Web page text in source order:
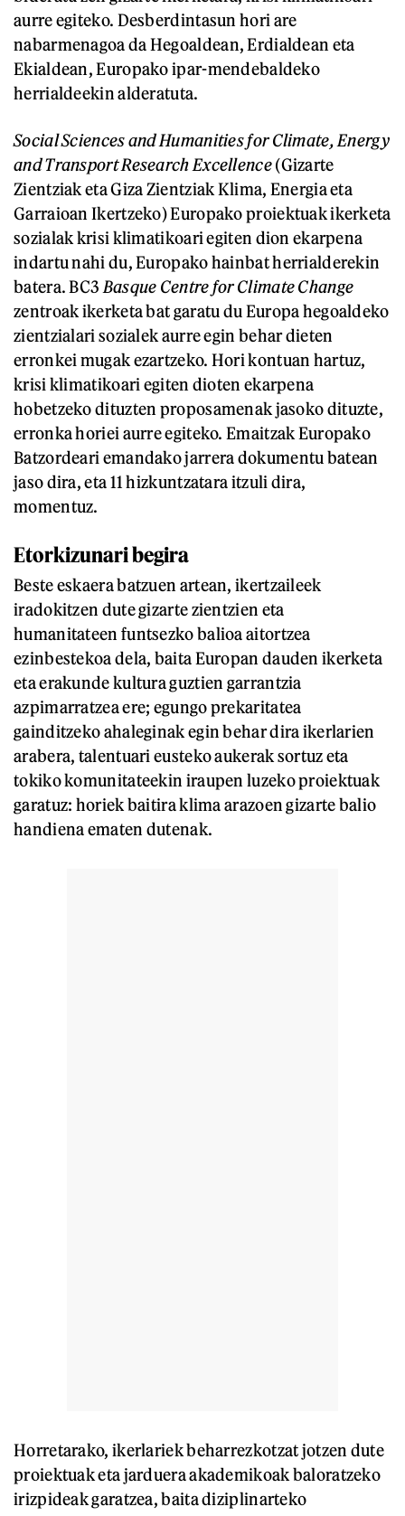
aurre egiteko. Desberdintasun hori are
nabarmenagoa da Hegoaldean, Erdialdean eta
Ekialdean, Europako ipar-mendebaldeko
herrialdeekin alderatuta.
Social Sciences and Humanities for Climate, Energy
and Transport Research Excellence(Gizarte
Zientziak eta Giza Zientziak Klima, Energia eta
Garraioan Ikertzeko) Europako proiektuak ikerketa
sozialak krisi klimatikoari egiten dion ekarpena
indartu nahi du, Europako hainbat herrialderekin
batera. BC3 Basque Centre for Climate Change
zentroak ikerketa bat garatu du Europa hegoaldeko
zientzialari sozialek aurre egin behar dieten
erronkei mugak ezartzeko. Hori kontuan hartuz,
krisi klimatikoari egiten dioten ekarpena
hobetzeko dituzten proposamenak jasoko dituzte,
erronka horiei aurre egiteko. Emaitzak Europako
Batzordeari emandako jarrera dokumentu batean
jaso dira, eta 11 hizkuntzatara itzuli dira,
momentuz.
Etorkizunari begira
Beste eskaera batzuen artean, ikertzaileek
iradokitzen dute gizarte zientzien eta
humanitateen funtsezko balioa aitortzea
ezinbestekoa dela, baita Europan dauden ikerketa
eta erakunde kultura guztien garrantzia
azpimarratzea ere; egungo prekaritatea
gainditzeko ahaleginak egin behar dira ikerlarien
arabera, talentuari eusteko aukerak sortuz eta
tokiko komunitateekin iraupen luzeko proiektuak
garatuz: horiek baitira klima arazoen gizarte balio
handiena ematen dutenak.
Horretarako, ikerlariek beharrezkotzat jotzen dute
proiektuak eta jarduera akademikoak baloratzeko
irizpideak garatzea, baita diziplinarteko